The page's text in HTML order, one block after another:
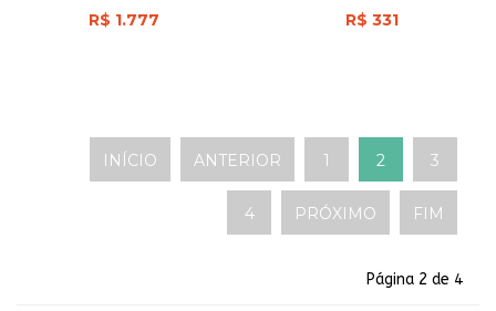
R$ 1.777 R$ 331
INÍCIO ANTERIOR 1 2 3
4 PRÓXIMO FIM
Página 2 de 4